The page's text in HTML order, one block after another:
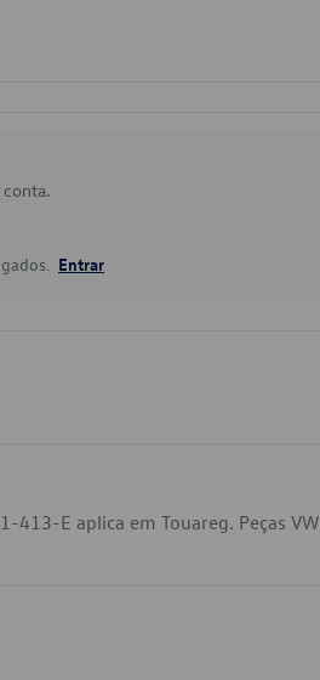
Entrar
413-E aplica em Touareg. Peças VW